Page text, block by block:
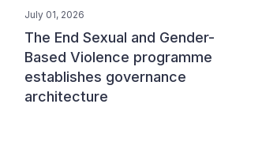
July 01, 2026
The End Sexual and Gender-
Based Violence programme
establishes governance
architecture